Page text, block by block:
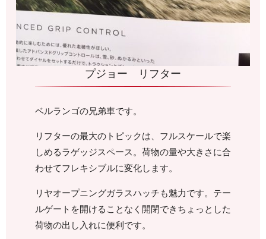
プジョー リフター
ベルランゴの兄弟車です。
リフターの最大のトピックは、フルスケールで楽
しめるラゲッジスペース。荷物の量や大きさに合
わせてフレキシブルに変化します。
リヤオープニングガラスハッチも魅力です。テー
ルゲートを開けることなく開閉できちょっとした
荷物の出し入れに便利です。